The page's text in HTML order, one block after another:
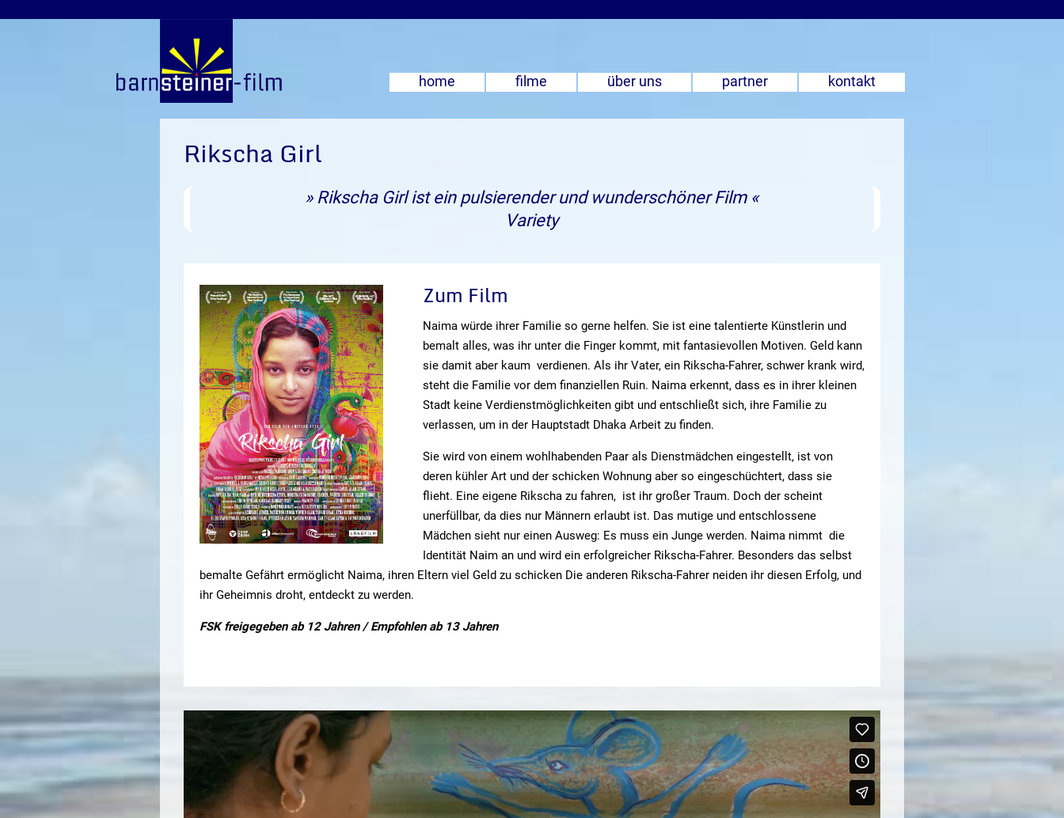
home filme über uns partner kontakt
Rikscha Girl
» Rikscha Girl ist ein pulsierender und wunderschöner Film «
Variety
Zum Film
Naima würde ihrer Familie so gerne helfen. Sie ist eine talentierte Künstlerin und
bemalt alles, was ihr unter die Finger kommt, mit fantasievollen Motiven. Geld kann
sie damit aber kaum verdienen. Als ihr Vater, ein Rikscha-Fahrer, schwer krank wird,
steht die Familie vor dem finanziellen Ruin. Naima erkennt, dass es in ihrer kleinen
Stadt keine Verdienstmöglichkeiten gibt und entschließt sich, ihre Familie zu
verlassen, um in der Hauptstadt Dhaka Arbeit zu finden.
Sie wird von einem wohlhabenden Paar als Dienstmädchen eingestellt, ist von
deren kühler Art und der schicken Wohnung aber so eingeschüchtert, dass sie
flieht. Eine eigene Rikscha zu fahren, ist ihr großer Traum. Doch der scheint
unerfüllbar, da dies nur Männern erlaubt ist. Das mutige und entschlossene
Mädchen sieht nur einen Ausweg: Es muss ein Junge werden. Naima nimmt die
Identität Naim an und wird ein erfolgreicher Rikscha-Fahrer. Besonders das selbst
bemalte Gefährt ermöglicht Naima, ihren Eltern viel Geld zu schicken Die anderen Rikscha-Fahrer neiden ihr diesen Erfolg, und
ihr Geheimnis droht, entdeckt zu werden.
FSK freigegeben ab 12 Jahren / Empfohlen ab 13 Jahren